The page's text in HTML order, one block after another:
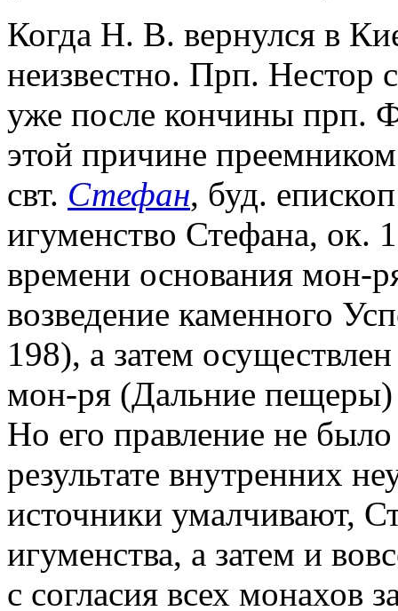
Когда Н. В. вернулся в
неизвестно. Прп. Нестор
уже после кончины прп.
этой причине
свт. Стефан, буд.
игуменство Стефана, ок.
времени основания мон-
возведение каменного
198), а затем
мон-ря (Дальние
Но его правление не
результате внутренних
источники умалчивают,
игуменства, а затем и
с согласия всех монахов